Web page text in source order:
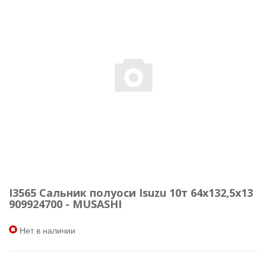
I3565 Сальник полуоси Isuzu 10т 64x132,5x13
909924700 - MUSASHI
Нет в наличии